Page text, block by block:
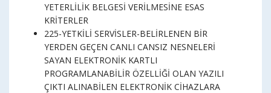
YETERLİLİK BELGESİ VERİLMESİNE ESAS
KRİTERLER
225-YETKİLİ SERVİSLER-BELİRLENEN BİR
YERDEN GEÇEN CANLI CANSIZ NESNELERİ
SAYAN ELEKTRONİK KARTLI
PROGRAMLANABİLİR ÖZELLİĞİ OLAN YAZILI
ÇIKTI ALINABİLEN ELEKTRONİK CİHAZLARA